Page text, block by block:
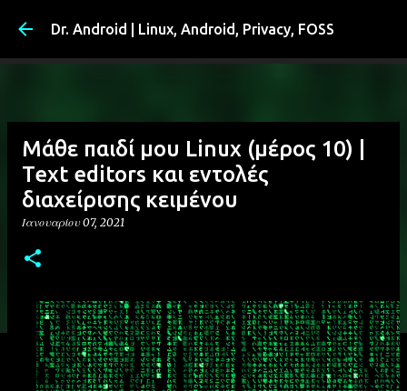
Μετάβαση στο κύριο
Dr. Android | Linux, Android, Privacy, FOSS
Μάθε παιδί μου Linux (μέρος 10) |
Text editors και εντολές
διαχείρισης κειμένου
Ιανουαρίου 07, 2021